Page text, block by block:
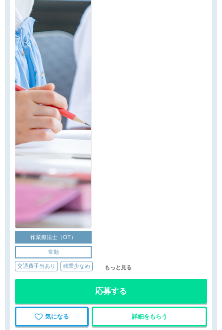
作業療法士（OT）
常勤
交通費手当あり 残業少なめ もっと見る
応募する
気になる 詳細をもらう